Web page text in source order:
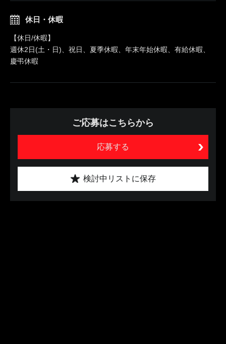
休日・休暇
【休日/休暇】
週休2日(土・日)、祝日、夏季休暇、年末年始休暇、有給休暇、
慶弔休暇
ご応募はこちらから
応募する
検討中リストに保存